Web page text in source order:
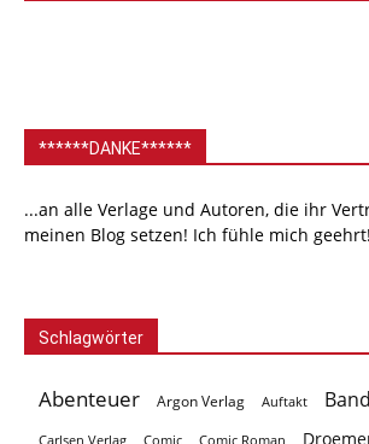
******DANKE******
...an alle Verlage und Autoren, die ihr
meinen Blog setzen! Ich fühle mich geehrt!
Schlagwörter
Abenteuer Argon Verlag Auftakt
Carlsen Verlag Comic Comic Roman